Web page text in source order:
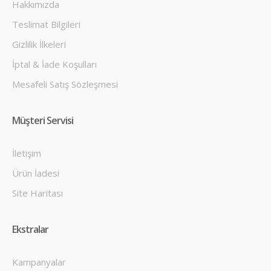
Hakkımızda
Teslimat Bilgileri
Gizlilik İlkeleri
İptal & İade Koşulları
Mesafeli Satış Sözleşmesi
Müşteri Servisi
İletişim
Ürün İadesi
Site Haritası
Ekstralar
Kampanyalar